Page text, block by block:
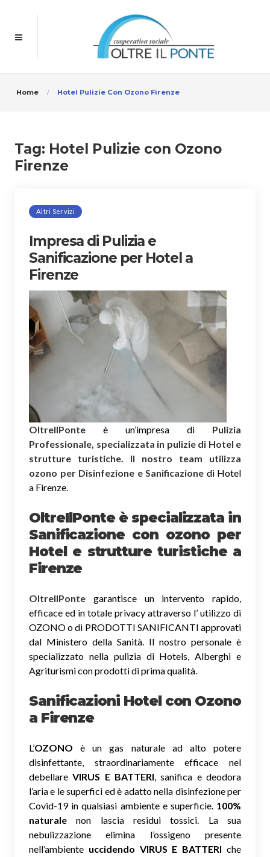
Home Hotel Pulizie Con Ozono Firenze
Tag: Hotel Pulizie con Ozono
Firenze
Altri Servizi
Impresa di Pulizia e
Sanificazione per Hotel a
Firenze
OltreIlPonte è un’impresa di Pulizia
Professionale, specializzata in pulizie di Hotel e
strutture turistiche. Il nostro team utilizza
ozono per Disinfezione e Sanificazione di Hotel
a Firenze.
OltreIlPonte è specializzata in
Sanificazione con ozono per
Hotel e strutture turistiche a
Firenze
OltreIlPonte garantisce un intervento rapido,
efficace ed in totale privacy attraverso l’ utilizzo di
OZONO o di PRODOTTI SANIFICANTI approvati
dal Ministero della Sanità. Il nostro personale è
specializzato nella pulizia di Hotels, Alberghi e
Agriturismi con prodotti di prima qualità.
Sanificazioni Hotel con Ozono
a Firenze
L’OZONO è un gas naturale ad alto potere
disinfettante, straordinariamente efficace nel
debellareVIRUS E BATTERI, sanifica e deodora
l’aria e le superfici ed è adatto nella disinfezione per
Covid-19 in qualsiasi ambiente e superficie. 100%
naturale non lascia residui tossici. La sua
nebulizzazione elimina l’ossigeno presente
nell’ambiente uccidendo VIRUS E BATTERI che